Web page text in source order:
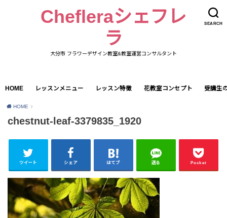
SEARCH
Chefleraシェフレ
ラ
大分市 フラワーデザイン教室&教室運営コンサルタント
HOME レッスンメニュー レッスン特徴 花教室コンセプト 受講生
HOME
chestnut-leaf-3379835_1920
ツイート シェア はてブ 送る Pocket